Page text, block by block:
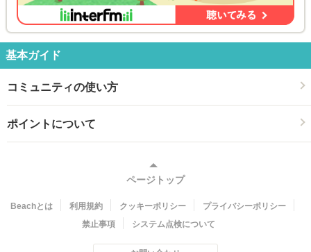
基本ガイド
コミュニティの使い方
ポイントについて
ページトップ
Beachとは 利用規約 クッキーポリシー
プライバシーポリシー
禁止事項
システム点検について